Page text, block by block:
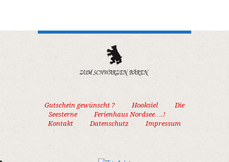
Gutschein gewünscht ? Hooksiel
Die
Seesterne
Ferienhaus Nordsee….!
Kontakt
Datenschutz Impressum